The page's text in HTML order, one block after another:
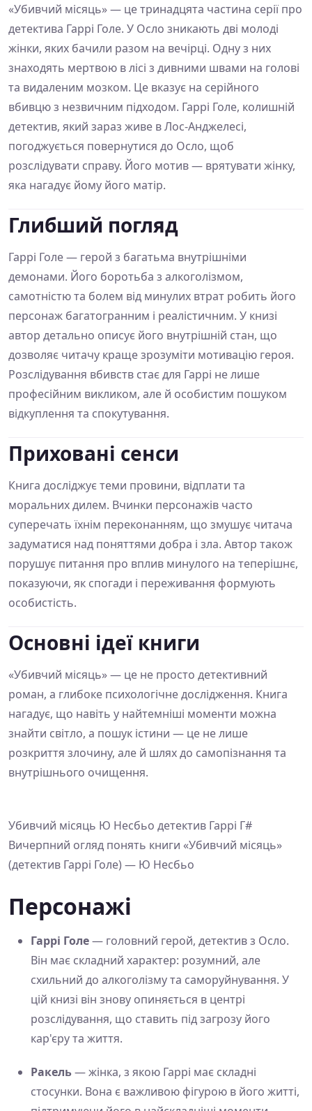
«Убивчий місяць» — це тринадцята частина серії про
детектива Гаррі Голе. У Осло зникають дві молоді
жінки, яких бачили разом на вечірці. Одну з них
знаходять мертвою в лісі з дивними швами на голові
та видаленим мозком. Це вказує на серійного
вбивцю з незвичним підходом. Гаррі Голе, колишній
детектив, який зараз живе в Лос-Анджелесі,
погоджується повернутися до Осло, щоб
розслідувати справу. Його мотив — врятувати жінку,
яка нагадує йому його матір.
Глибший погляд
Гаррі Голе — герой з багатьма внутрішніми
демонами. Його боротьба з алкоголізмом,
самотністю та болем від минулих втрат робить його
персонаж багатогранним і реалістичним. У книзі
автор детально описує його внутрішній стан, що
дозволяє читачу краще зрозуміти мотивацію героя.
Розслідування вбивств стає для Гаррі не лише
професійним викликом, але й особистим пошуком
відкуплення та спокутування.
Приховані сенси
Книга досліджує теми провини, відплати та
моральних дилем. Вчинки персонажів часто
суперечать їхнім переконанням, що змушує читача
задуматися над поняттями добра і зла. Автор також
порушує питання про вплив минулого на теперішнє,
показуючи, як спогади і переживання формують
особистість.
Основні ідеї книги
«Убивчий місяць» — це не просто детективний
роман, а глибоке психологічне дослідження. Книга
нагадує, що навіть у найтемніші моменти можна
знайти світло, а пошук істини — це не лише
розкриття злочину, але й шлях до самопізнання та
внутрішнього очищення.
Убивчий місяць Ю Несбьо детектив Гаррі Г#
Вичерпний огляд понять книги «Убивчий місяць»
(детектив Гаррі Голе) — Ю Несбьо
Персонажі
Гаррі Голе— головний герой, детектив з Осло.
Він має складний характер: розумний, але
схильний до алкоголізму та саморуйнування. У
цій книзі він знову опиняється в центрі
розслідування, що ставить під загрозу його
кар'єру та життя.
Ракель— жінка, з якою Гаррі має складні
стосунки. Вона є важливою фігурою в його житті,